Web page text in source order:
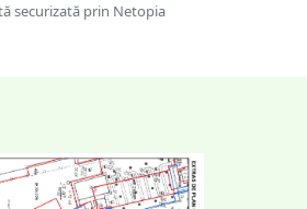
securizată prin Netopia